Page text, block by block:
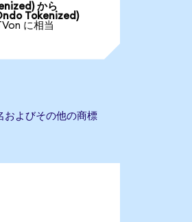
から
Tokenized)
に相当
およびその他の商標